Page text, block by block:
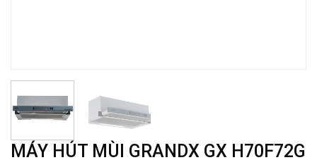
MÁY HÚT MÙI GRANDX GX H70F72G